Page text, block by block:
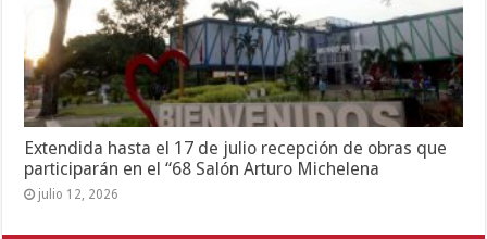
Extendida hasta el 17 de julio recepción de obras que
participarán en el “68 Salón Arturo Michelena
julio 12, 2026